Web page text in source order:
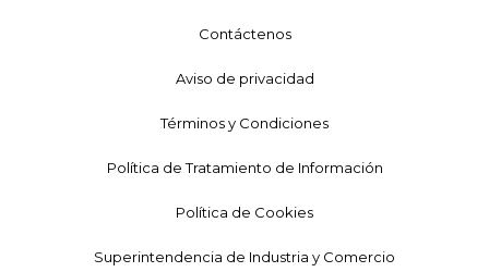
Contáctenos
Aviso de privacidad
Términos y Condiciones
Política de Tratamiento de Información
Política de Cookies
Superintendencia de Industria y Comercio